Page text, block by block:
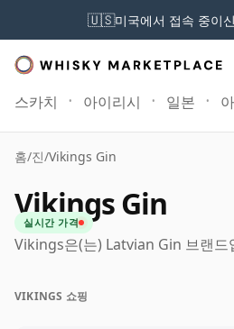
🇺🇸미국에서 접속 중이
스카치 아이리시 일본
홈/진/Vikings Gin
Vikings Gin
실시간 가격
Vikings은(는) Latvian Gin 브랜드
VIKINGS 쇼핑